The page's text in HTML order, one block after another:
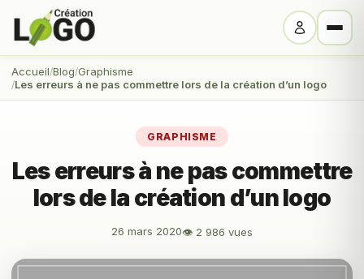
Accueil Blog Graphisme
Les erreurs à ne pas commettre lors de la création d’un logo
GRAPHISME
Les erreurs à ne pas commettre
lors de la création d’un logo
26 mars 2020👁 2 986 vues